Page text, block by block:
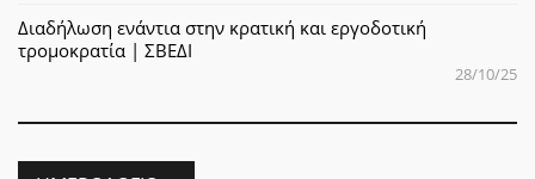
Διαδήλωση ενάντια στην κρατική και εργοδοτική
τρομοκρατία | ΣΒΕΔΙ
28/10/25